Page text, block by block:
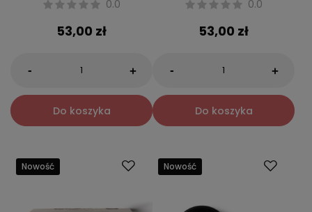
0.0
53,00 zł
- +
Do koszyka
0.0
53,00 zł
- +
Do koszyka
Nowość Nowość